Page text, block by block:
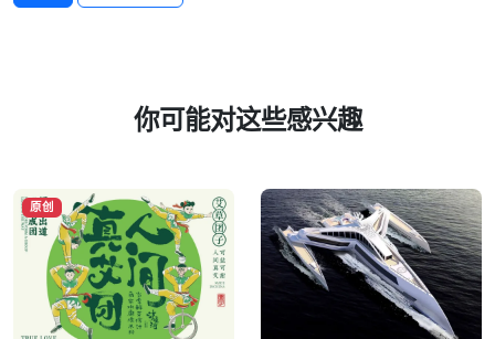
你可能对这些感兴趣
原创